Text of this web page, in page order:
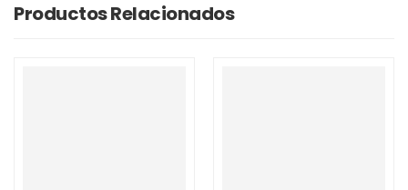
Productos Relacionados